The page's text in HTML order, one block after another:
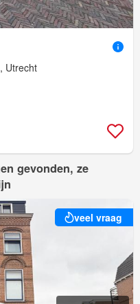
Utrecht
gevonden, ze
veel vraag